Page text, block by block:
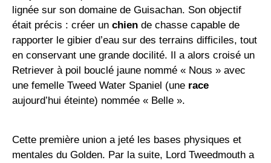
lignée sur son domaine de Guisachan. Son objectif
était précis : créer un chien de chasse capable de
rapporter le gibier d’eau sur des terrains difficiles, tout
en conservant une grande docilité. Il a alors croisé un
Retriever à poil bouclé jaune nommé « Nous » avec
une femelle Tweed Water Spaniel (une race
aujourd’hui éteinte) nommée « Belle ».
Cette première union a jeté les bases physiques et
mentales du Golden. Par la suite, Lord Tweedmouth a